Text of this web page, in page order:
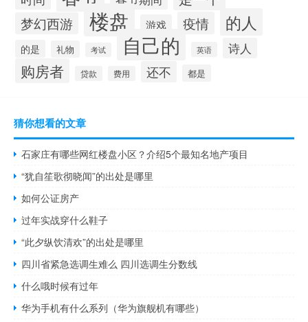
梦幻西游 楼盘 游戏 疫情 的人
的是 礼物 考试 自己的 英语 诗人
购房者 贷款 费用 还不 都是
猜你想看的文章
石家庄有哪些网红楼盘小区？介绍5个最知名地产项目
“犹自笙歌彻晓闻”的出处是哪里
如何公证房产
过年实战穿什么鞋子
“此夕纵饮清欢”的出处是哪里
四川省紧急选调生难么 四川选调生分数线
什么哦时候有过年
华为手机有什么系列（华为旗舰机有哪些）